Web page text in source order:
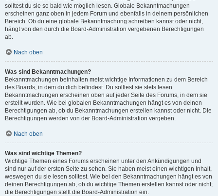
solltest du sie so bald wie möglich lesen. Globale Bekanntmachungen
erscheinen ganz oben in jedem Forum und ebenfalls in deinem persönlichen
Bereich. Ob du eine globale Bekanntmachung schreiben kannst oder nicht,
hängt von den durch die Board-Administration vergebenen Berechtigungen
ab.
Nach oben
Was sind Bekanntmachungen?
Bekanntmachungen beinhalten meist wichtige Informationen zu dem Bereich
des Boards, in dem du dich befindest. Du solltest sie stets lesen.
Bekanntmachungen erscheinen oben auf jeder Seite des Forums, in dem sie
erstellt wurden. Wie bei globalen Bekanntmachungen hängt es von deinen
Berechtigungen ab, ob du Bekanntmachungen erstellen kannst oder nicht. Die
Berechtigungen werden von der Board-Administration vergeben.
Nach oben
Was sind wichtige Themen?
Wichtige Themen eines Forums erscheinen unter den Ankündigungen und
sind nur auf der ersten Seite zu sehen. Sie haben meist einen wichtigen Inhalt,
weswegen du sie lesen solltest. Wie bei den Bekanntmachungen hängt es von
deinen Berechtigungen ab, ob du wichtige Themen erstellen kannst oder nicht;
die Berechtigungen stellt die Board-Administration ein.